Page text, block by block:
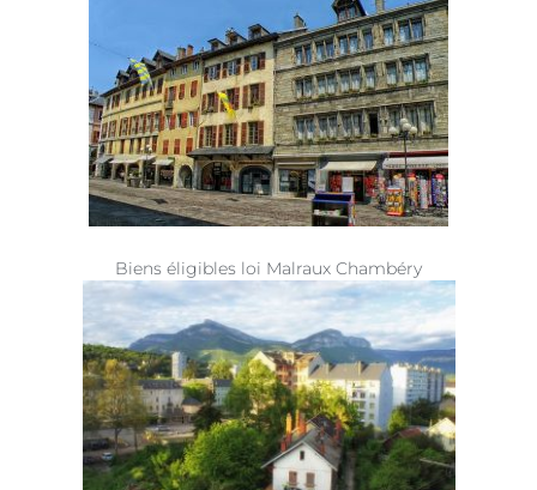
Biens éligibles loi Malraux Chambéry